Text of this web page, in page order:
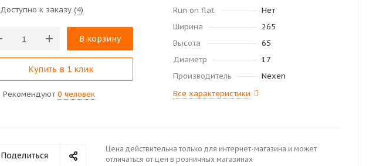
Доступно к заказу (4)
В корзину
Купить в 1 клик
Рекомендуют 0 человек
Run on flat
Нет
Ширина
265
Высота
65
Диаметр
17
Производитель
Nexen
Все характеристики
Поделиться
Цена действительна только для интернет-магазина и может
отличаться от цен в розничных магазинах